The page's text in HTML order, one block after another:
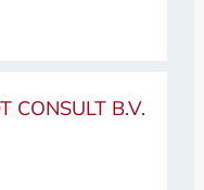
CONSULT B.V.